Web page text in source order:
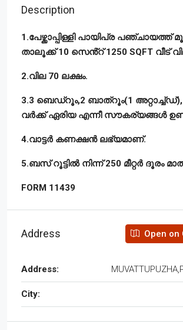
Description
1.പേഴ്ക്കാപ്പിള്ളി പായിപ്ര പഞ്ചായത്ത്
താലൂക്ക് 10 സെൻ്റ് 1250 SQFT വീട്
2.വില 70 ലക്ഷം.
3.3 ബെഡ്റൂം,2 ബാത്റൂം(1 അറ്റാച്ച്ഡ്),
വർക്ക് ഏരിയ എന്നീ സൗകര്യങ്ങൾ
4.വാട്ടർ കണക്ഷൻ ലഭ്യമാണ്.
5.ബസ് റൂട്ടിൽ നിന്ന് 250 മീറ്റർ ദൂരം
FORM 11439
Address Open on
Address:
City: